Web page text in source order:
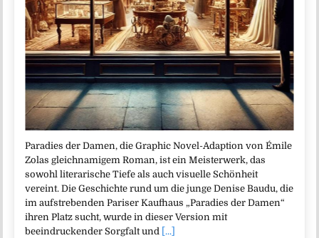
Paradies der Damen, die Graphic Novel-Adaption von Émile
Zolas gleichnamigem Roman, ist ein Meisterwerk, das
sowohl literarische Tiefe als auch visuelle Schönheit
vereint. Die Geschichte rund um die junge Denise Baudu, die
im aufstrebenden Pariser Kaufhaus „Paradies der Damen“
ihren Platz sucht, wurde in dieser Version mit
beeindruckender Sorgfalt und [...]